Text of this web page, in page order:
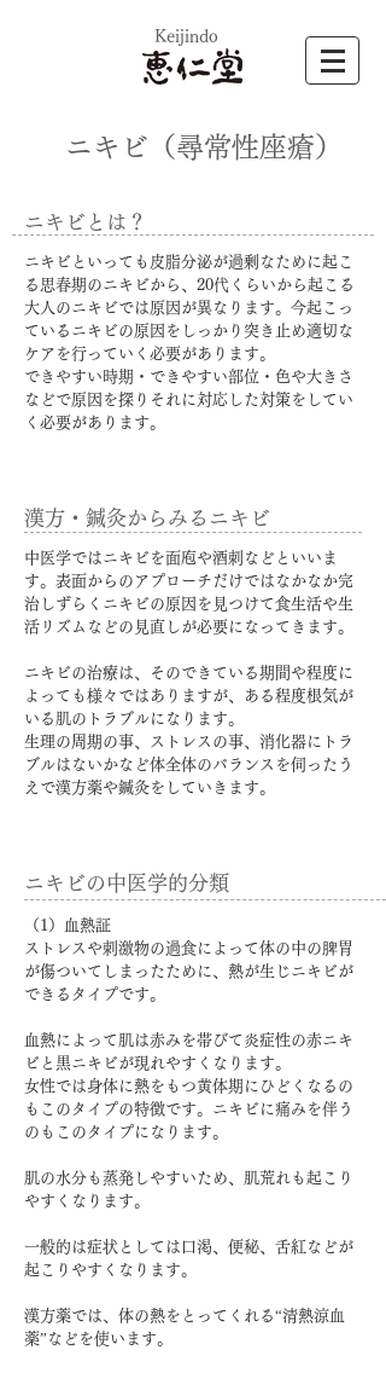
​Keijindo
​ニキビ （尋常性座瘡）
​ニキビとは？
​ ニキビといっても皮脂分泌が過剰なために起こ
る思春期のニキビから、20代くらいから起こる
大人のニキビでは原因が異なります。今起こっ
ているニキビの原因をしっかり突き止め適切な
ケアを行っていく必要があります。
​できやすい時期・できやすい部位・色や大きさ
などで原因を探りそれに対応した対策をしてい
く必要があります。
​漢方・鍼灸からみるニキビ
​中医学ではニキビを面庖や酒刺などといいま
す。表面からのアプローチだけではなかなか完
治しずらくニキビの原因を見つけて食生活や生
活リズムなどの見直しが必要になってきます。
ニキビの治療は、そのできている期間や程度に
よっても様々ではありますが、ある程度根気が
いる肌のトラブルになります。
​生理の周期の事、ストレスの事、消化器にトラ
ブルはないかなど体全体のバランスを伺ったう
えで漢方薬や鍼灸をしていきます。
​ニキビの中医学的分類
​（1）血熱証
ストレスや刺激物の過食によって体の中の脾胃
が傷ついてしまったために、熱が生じニキビが
できるタイプです。
血熱によって肌は赤みを帯びて炎症性の赤ニキ
ビと黒ニキビが現れやすくなります。
女性では身体に熱をもつ黄体期にひどくなるの
もこのタイプの特徴です。ニキビに痛みを伴う
のもこのタイプになります。
肌の水分も蒸発しやすいため、肌荒れも起こり
やすくなります。
一般的は症状としては口渇、便秘、舌紅などが
起こりやすくなります。
漢方薬では、体の熱をとってくれる“清熱涼血
薬”などを使います。